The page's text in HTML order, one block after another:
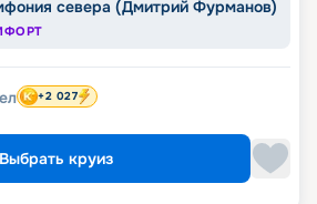
севера (Дмитрий Фурманов)
+2 027
Выбрать круиз